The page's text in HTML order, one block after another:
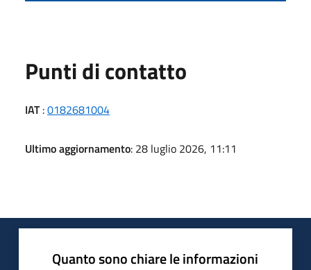
Punti di contatto
IAT:0182681004
Ultimo aggiornamento: 28 luglio 2026, 11:11
Quanto sono chiare le informazioni